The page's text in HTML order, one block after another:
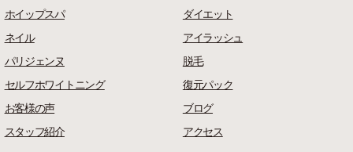
ホイップスパ
ダイエット
ネイル
アイラッシュ
パリジェンヌ
脱毛
セルフホワイトニング
復元パック
お客様の声
ブログ
スタッフ紹介
アクセス